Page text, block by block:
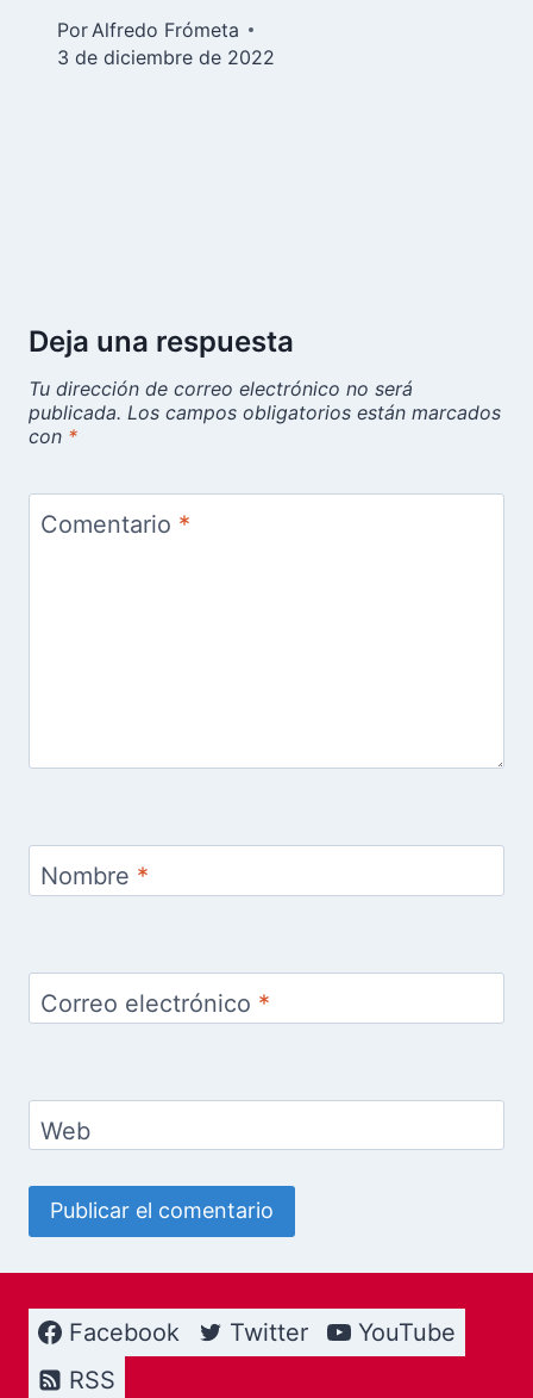
Por Alfredo Frómeta
3 de diciembre de 2022
Deja una respuesta
Tu dirección de correo electrónico no será
publicada. Los campos obligatorios están marcados
con *
Comentario *
Nombre *
Correo electrónico *
Web
Facebook Twitter
YouTube
RSS